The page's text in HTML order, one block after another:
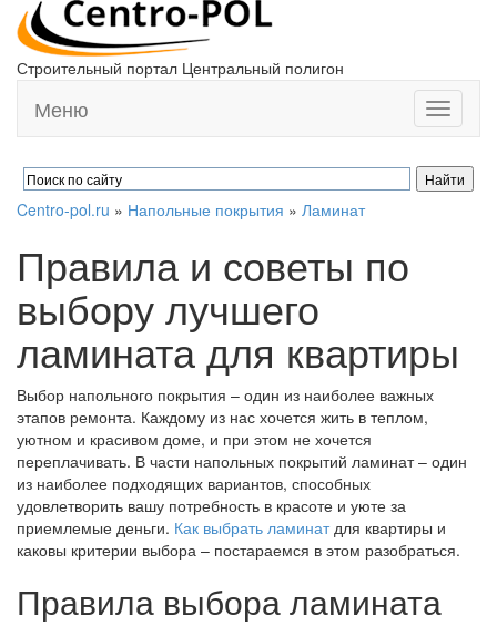
Строительный портал Центральный полигон
Toggle
Меню
Centro-pol.ru » Напольные покрытия » Ламинат
Правила и советы по
выбору лучшего
ламината для квартиры
Выбор напольного покрытия – один из наиболее важных
этапов ремонта. Каждому из нас хочется жить в теплом,
уютном и красивом доме, и при этом не хочется
переплачивать. В части напольных покрытий ламинат – один
из наиболее подходящих вариантов, способных
удовлетворить вашу потребность в красоте и уюте за
приемлемые деньги. Как выбрать ламинатдля квартиры и
каковы критерии выбора – постараемся в этом разобраться.
Правила выбора ламината